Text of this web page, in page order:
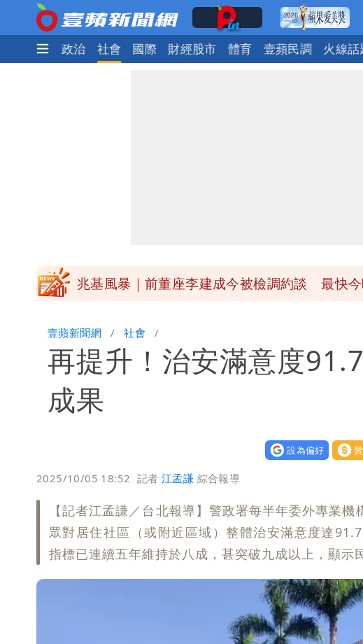
生活 政治 社會 國際 財經股市 體育 壹蘋民調 火線話
兆基風暴｜前董座李建成今被檢調約談 最快
蔡英文變「台東蔡主委」嚇壞一堆人！他驚：戰
白海豚颱風攪局父親節！明雨量「紅到發紫」
明金成離世留下雙胞胎 4歲兒與老師一段對話
慈濟遭詐10.6億！網紅揪聲明「疑點重重」 1
蔣萬安民調只贏5％「現任優勢去哪？」媒體人
97萬網紅「肥大叔」驚傳猝逝！最後身影曝 網
慈濟被騙10億！陳時中一語成讖 王必勝：時
壹蘋新聞網 社會
再提升！治安滿意度
成果
設為偏好 贊
2025/10/05 18:52 記者江孟謙 綜合報導
【記者江孟謙／台北報導】警政署每半年委外專業
眾對居住社區（或附近區域）整體治安滿意度達
指標已連續五年維持於八成，甚突破九成以上，顯示